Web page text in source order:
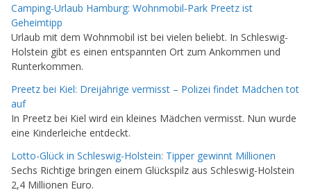
Camping-Urlaub Hamburg: Wohnmobil-Park Preetz ist
Geheimtipp
Urlaub mit dem Wohnmobil ist bei vielen beliebt. In Schleswig-
Holstein gibt es einen entspannten Ort zum Ankommen und
Runterkommen.
Preetz bei Kiel: Dreijährige vermisst – Polizei findet Mädchen tot
auf
In Preetz bei Kiel wird ein kleines Mädchen vermisst. Nun wurde
eine Kinderleiche entdeckt.
Lotto-Glück in Schleswig-Holstein: Tipper gewinnt Millionen
Sechs Richtige bringen einem Glückspilz aus Schleswig-Holstein
2,4 Millionen Euro.